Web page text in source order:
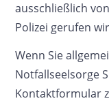
ausschließlich
Polizei gerufen
Wenn Sie
Notfallseelsorge
Kontaktformular